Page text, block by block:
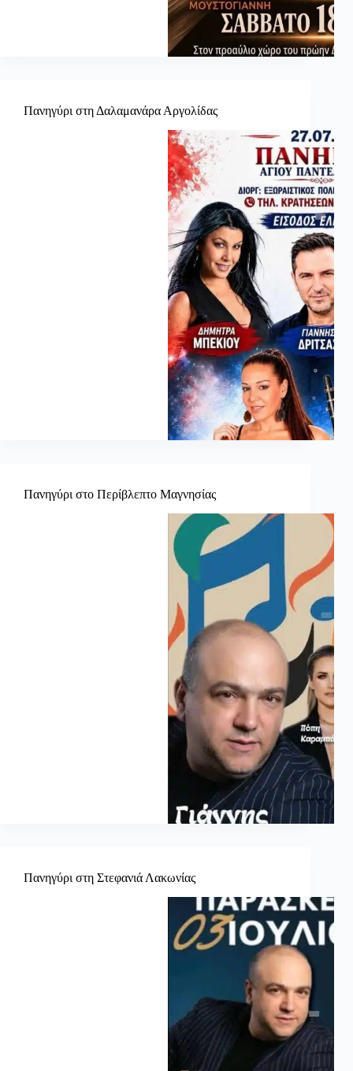
Πανηγύρι στη Δαλαμανάρα Αργολίδας
Πανηγύρι στο Περίβλεπτο Μαγνησίας
Πανηγύρι στη Στεφανιά Λακωνίας